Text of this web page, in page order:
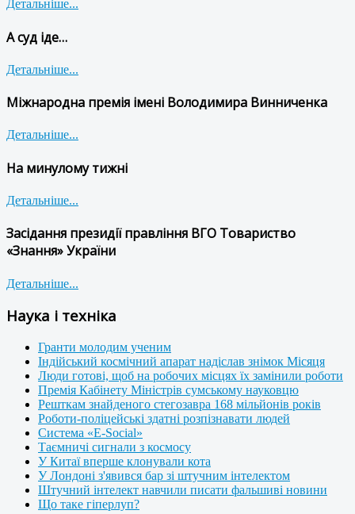
Детальніше...
А суд іде…
Детальніше...
Міжнародна премія імені Володимира Винниченка
Детальніше...
На минулому тижні
Детальніше...
Засідання президії правління ВГО Товариство
«Знання» України
Детальніше...
Наука і техніка
Гранти молодим ученим
Індійський космічний апарат надіслав знімок Місяця
Люди готові, щоб на робочих місцях їх замінили роботи
Премія Кабінету Міністрів сумському науковцю
Решткам знайденого стегозавра 168 мільйонів років
Роботи-поліцейські здатні розпізнавати людей
Система «E-Social»
Таємничі сигнали з космосу
У Китаї вперше клонували кота
У Лондоні з'явився бар зі штучним інтелектом
Штучний інтелект навчили писати фальшиві новини
Що таке гіперлуп?